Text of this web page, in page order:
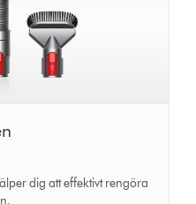
dig att effektivt rengöra